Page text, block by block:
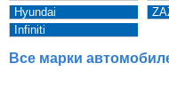
Hyundai
Infiniti
Все марки